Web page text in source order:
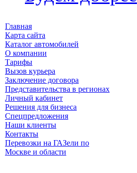
Главная
Карта сайта
Каталог автомобилей
О компании
Тарифы
Вызов курьера
Заключение договора
Представительства в регионах
Личный кабинет
Решения для бизнеса
Спецпредложения
Наши клиенты
Контакты
Перевозки на ГАЗели по
Москве и области